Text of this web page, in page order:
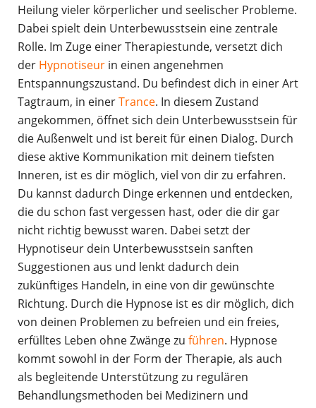
Heilung vieler körperlicher und seelischer Probleme.
Dabei spielt dein Unterbewusstsein eine zentrale
Rolle. Im Zuge einer Therapiestunde, versetzt dich
der Hypnotiseur in einen angenehmen
Entspannungszustand. Du befindest dich in einer Art
Tagtraum, in einerTrance. In diesem Zustand
angekommen, öffnet sich dein Unterbewusstsein für
die Außenwelt und ist bereit für einen Dialog. Durch
diese aktive Kommunikation mit deinem tiefsten
Inneren, ist es dir möglich, viel von dir zu erfahren.
Du kannst dadurch Dinge erkennen und entdecken,
die du schon fast vergessen hast, oder die dir gar
nicht richtig bewusst waren. Dabei setzt der
Hypnotiseur dein Unterbewusstsein sanften
Suggestionen aus und lenkt dadurch dein
zukünftiges Handeln, in eine von dir gewünschte
Richtung. Durch die Hypnose ist es dir möglich, dich
von deinen Problemen zu befreien und ein freies,
erfülltes Leben ohne Zwänge zu führen. Hypnose
kommt sowohl in der Form der Therapie, als auch
als begleitende Unterstützung zu regulären
Behandlungsmethoden bei Medizinern und